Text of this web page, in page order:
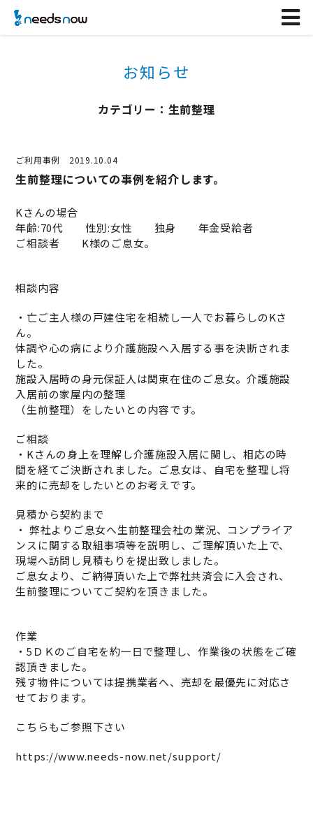
お知らせ
カテゴリー：生前整理
ご利用事例 2019.10.04
生前整理についての事例を紹介します。
Kさんの場合
年齢:70代 性別:女性 独身 年金受給者
ご相談者 K様のご息女。
相談内容
・亡ご主人様の戸建住宅を相続し一人でお暮らしのKさ
ん。
体調や心の病により介護施設へ入居する事を決断されま
した。
施設入居時の身元保証人は関東在住のご息女。介護施設
入居前の家屋内の整理
（生前整理）をしたいとの内容です。
ご相談
・Kさんの身上を理解し介護施設入居に関し、相応の時
間を経てご決断されました。ご息女は、自宅を整理し将
来的に売却をしたいとのお考えです。
見積から契約まで
・ 弊社よりご息女へ生前整理会社の業況、コンプライア
ンスに関する取組事項等を説明し、ご理解頂いた上で、
現場へ訪問し見積もりを提出致しました。
ご息女より、ご納得頂いた上で弊社共済会に入会され、
生前整理についてご契約を頂きました。
作業
・5ＤＫのご自宅を約一日で整理し、作業後の状態をご確
認頂きました。
残す物件については提携業者へ、売却を最優先に対応さ
せております。
こちらもご参照下さい
https://www.needs-now.net/support/